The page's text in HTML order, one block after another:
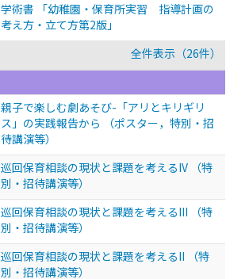
学術書 「幼稚園・保育所実習 指導計画の
考え方・立て方第2版」
全件表示（26件）
親子で楽しむ劇あそび-「アリとキリギリ
ス」の実践報告から
（ポスター，特別・招
待講演等）
巡回保育相談の現状と課題を考えるIV
（特
別・招待講演等）
巡回保育相談の現状と課題を考えるIII
（特
別・招待講演等）
巡回保育相談の現状と課題を考えるII
（特
別・招待講演等）